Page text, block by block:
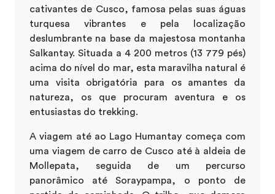
cativantes de Cusco, famosa pelas suas águas
turquesa vibrantes e pela localização
deslumbrante na base da majestosa montanha
Salkantay. Situada a 4 200 metros (13 779 pés)
acima do nível do mar, esta maravilha natural é
uma visita obrigatória para os amantes da
natureza, os que procuram aventura e os
entusiastas do trekking.
A viagem até ao Lago Humantay começa com
uma viagem de carro de Cusco até à aldeia de
Mollepata, seguida de um percurso
panorâmico até Soraypampa, o ponto de